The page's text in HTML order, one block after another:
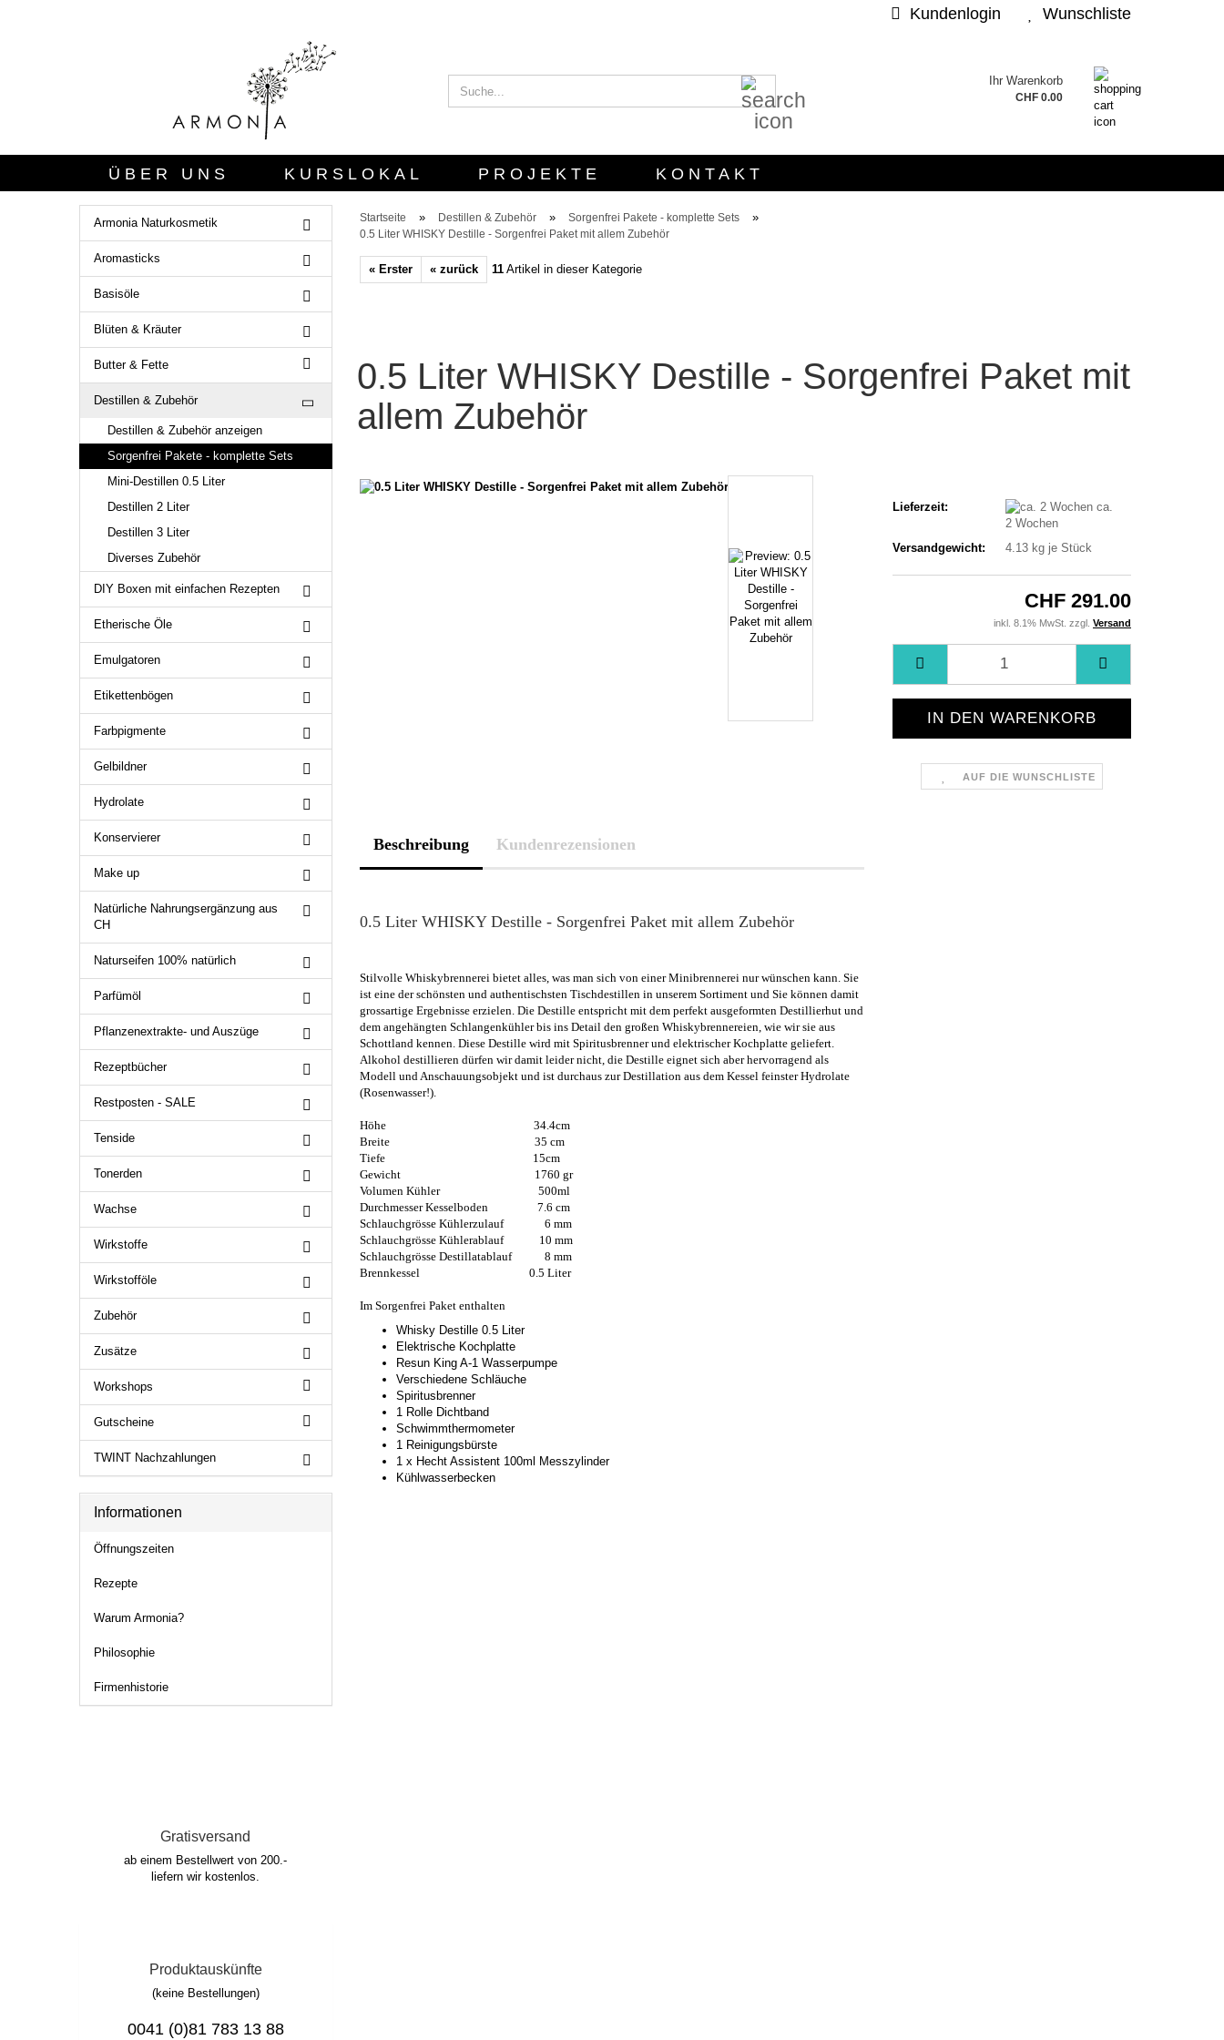
Kundenlogin
E-Mail
Passwort
Wunschliste
Ihr Warenkorb
CHF 0.00
ÜBER UNS KURSLOKAL PROJEKTE
KONTAKT
SICHERHEITSBEWERTUNG
Startseite » Destillen & Zubehör » Sorgenfrei Pakete - komplette Sets »
0.5 Liter WHISKY Destille - Sorgenfrei Paket mit allem Zubehör
« Erster « zurück 11Artikel in dieser Kategorie
0.5 Liter WHISKY Destille - Sorgenfrei Paket mit
allem Zubehör
Lieferzeit:
ca.
2 Wochen
Versandgewicht:
4.13kg je Stück
CHF 291.00
inkl. 8.1% MwSt. zzgl. Versand
AUF DIE WUNSCHLISTE
Beschreibung Kundenrezensionen
0.5 Liter WHISKY Destille - Sorgenfrei Paket mit allem Zubehör
Stilvolle Whiskybrennerei bietet alles, was man sich von einer Minibrennerei nur wünschen kann. Sie
ist eine der schönsten und authentischsten Tischdestillen in unserem Sortiment und Sie können damit
grossartige Ergebnisse erzielen. Die Destille entspricht mit dem perfekt ausgeformten Destillierhut und
dem angehängten Schlangenkühler bis ins Detail den großen Whiskybrennereien, wie wir sie aus
Schottland kennen. Diese Destille wird mit Spiritusbrenner und elektrischer Kochplatte geliefert.
Alkohol destillieren dürfen wir damit leider nicht, die Destille eignet sich aber hervorragend als
Modell und Anschauungsobjekt und ist durchaus zur Destillation aus dem Kessel feinster Hydrolate
(Rosenwasser!).
Höhe 34.4cm
Breite 35 cm
Tiefe 15cm
Gewicht 1760 gr
Volumen Kühler 500ml
Durchmesser Kesselboden 7.6 cm
Schlauchgrösse Kühlerzulauf 6 mm
Schlauchgrösse Kühlerablauf 10 mm
Schlauchgrösse Destillatablauf 8 mm
Brennkessel 0.5 Liter
Im Sorgenfrei Paket enthalten
Whisky Destille 0.5 Liter
Elektrische Kochplatte
Resun King A-1 Wasserpumpe
Verschiedene Schläuche
Spiritusbrenner
1 Rolle Dichtband
Schwimmthermometer
1 Reinigungsbürste
1 x Hecht Assistent 100ml Messzylinder
Kühlwasserbecken
Armonia Naturkosmetik
Aromasticks
Basisöle
Blüten & Kräuter
Butter & Fette
Destillen & Zubehör
Destillen & Zubehör anzeigen
Sorgenfrei Pakete - komplette Sets
Mini-Destillen 0.5 Liter
Destillen 2 Liter
Destillen 3 Liter
Diverses Zubehör
DIY Boxen mit einfachen Rezepten
Etherische Öle
Emulgatoren
Etikettenbögen
Farbpigmente
Gelbildner
Hydrolate
Konservierer
Make up
Natürliche Nahrungsergänzung aus
CH
Naturseifen 100% natürlich
Parfümöl
Pflanzenextrakte- und Auszüge
Rezeptbücher
Restposten - SALE
Tenside
Tonerden
Wachse
Wirkstoffe
Wirkstofföle
Zubehör
Zusätze
Workshops
Gutscheine
TWINT Nachzahlungen
Informationen
Öffnungszeiten
Rezepte
Warum Armonia?
Philosophie
Firmenhistorie
Gratisversand
ab einem Bestellwert von 200.-
liefern wir kostenlos.
Produktauskünfte
(keine Bestellungen)
0041 (0)81 783 13 88